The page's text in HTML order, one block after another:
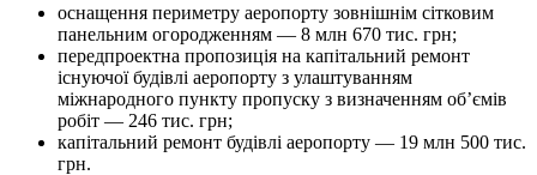
оснащення периметру аеропорту зовнішнім сітковим
панельним огородженням — 8 млн 670 тис. грн;
передпроектна пропозиція на капітальний ремонт
існуючої будівлі аеропорту з улаштуванням
міжнародного пункту пропуску з визначенням об’ємів
робіт — 246 тис. грн;
капітальний ремонт будівлі аеропорту — 19 млн 500 тис.
грн.